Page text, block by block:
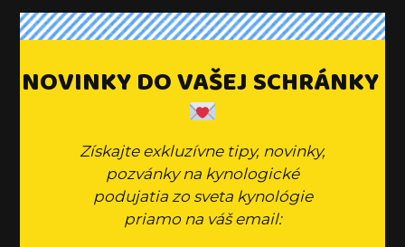
NOVINKY DO VAŠEJ SCHRÁNKY
Získajte exkluzívne tipy, novinky,
pozvánky na kynologické
podujatia zo sveta kynológie
priamo na váš email: